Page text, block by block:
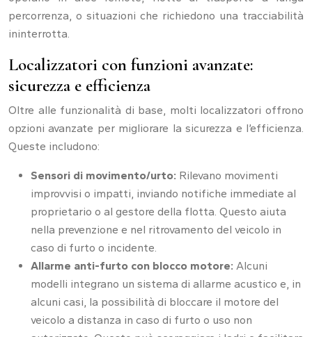
percorrenza, o situazioni che richiedono una tracciabilità
ininterrotta.
Localizzatori con funzioni avanzate:
sicurezza e efficienza
Oltre alle funzionalità di base, molti localizzatori offrono
opzioni avanzate per migliorare la sicurezza e l’efficienza.
Queste includono:
Sensori di movimento/urto: Rilevano movimenti
improvvisi o impatti, inviando notifiche immediate al
proprietario o al gestore della flotta. Questo aiuta
nella prevenzione e nel ritrovamento del veicolo in
caso di furto o incidente.
Allarme anti-furto con blocco motore: Alcuni
modelli integrano un sistema di allarme acustico e, in
alcuni casi, la possibilità di bloccare il motore del
veicolo a distanza in caso di furto o uso non